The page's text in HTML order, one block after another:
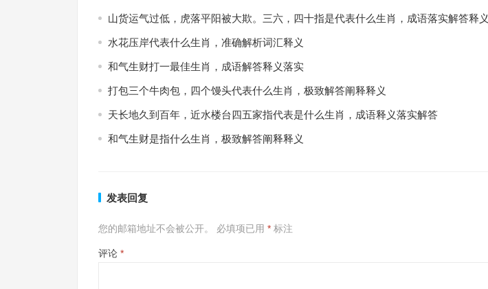
山货运气过低，虎落平阳被大欺。三六，四十指是代表什么生肖，成语落实解答释义
水花压岸代表什么生肖，准确解析词汇释义
和气生财打一最佳生肖，成语解答释义落实
打包三个牛肉包，四个馒头代表什么生肖，极致解答阐释释义
天长地久到百年，近水楼台四五家指代表是什么生肖，成语释义落实解答
和气生财是指什么生肖，极致解答阐释释义
发表回复
您的邮箱地址不会被公开。 必填项已用 * 标注
评论 *